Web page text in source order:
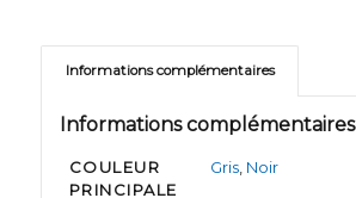
Informations complémentaires
Informations complémentaires
COULEUR
PRINCIPALE
Gris, Noir